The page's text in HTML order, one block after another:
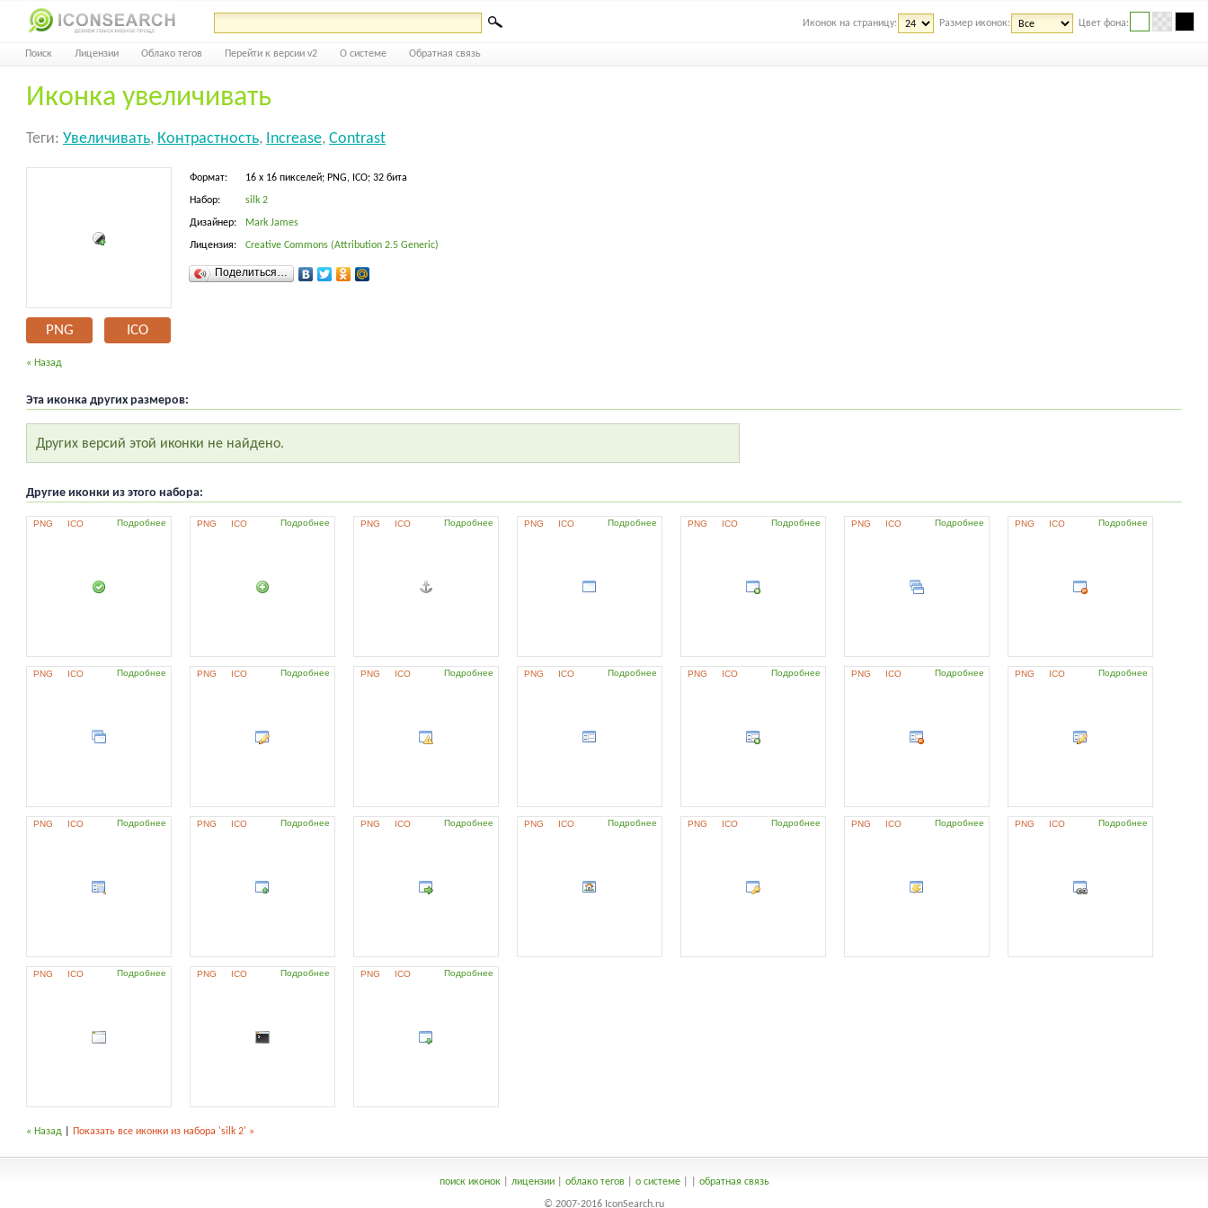
Иконок на страницу: Размер иконок: Цвет фона:
Поиск Лицензии Облако тегов Перейти к версии v2 О системе Обратная связь
Иконка увеличивать
Теги: Увеличивать, Контрастность, Increase, Contrast
PNG ICO
Формат: 16 x 16 пикселей; PNG, ICO; 32 бита
Набор: silk 2
Дизайнер: Mark James
Лицензия: Creative Commons (Attribution 2.5 Generic)
Поделиться…
« Назад
Эта иконка других размеров:
Других версий этой иконки не найдено.
Другие иконки из этого набора:
PNG ICO Подробнее PNG ICO Подробнее PNG ICO Подробнее PNG ICO Подробнее PNG ICO Подробнее PNG ICO Подробнее PNG ICO Подробнее
PNG ICO Подробнее PNG ICO Подробнее PNG ICO Подробнее PNG ICO Подробнее PNG ICO Подробнее PNG ICO Подробнее PNG ICO Подробнее
PNG ICO Подробнее PNG ICO Подробнее PNG ICO Подробнее PNG ICO Подробнее PNG ICO Подробнее PNG ICO Подробнее PNG ICO Подробнее
PNG ICO Подробнее PNG ICO Подробнее PNG ICO Подробнее
« Назад Показать все иконки из набора 'silk 2' »
поиск иконок| лицензии| облако тегов| о системе| обратная связь
© 2007-2016 IconSearch.ru